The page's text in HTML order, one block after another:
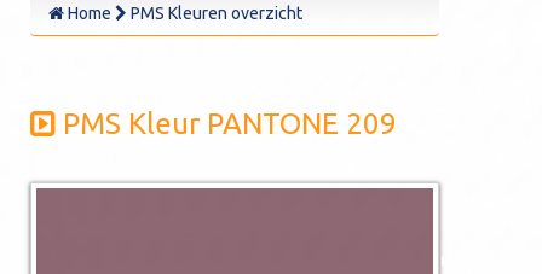
Home PMS Kleuren overzicht
PMS Kleur PANTONE 209